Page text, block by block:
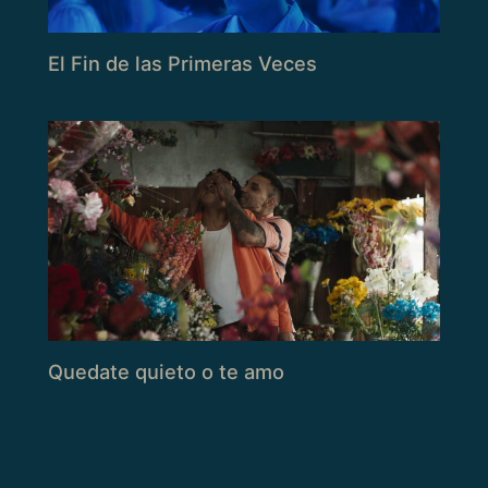
El Fin de las Primeras Veces
Quedate quieto o te amo